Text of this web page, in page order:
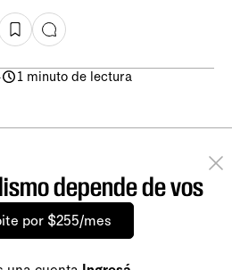
1 minuto de lectura
depende de vos
por $255/mes